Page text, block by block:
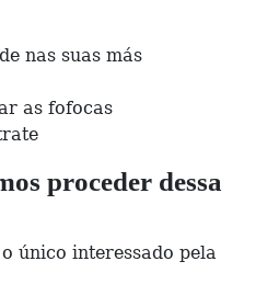
nas suas más
as fofocas
proceder dessa
único interessado pela